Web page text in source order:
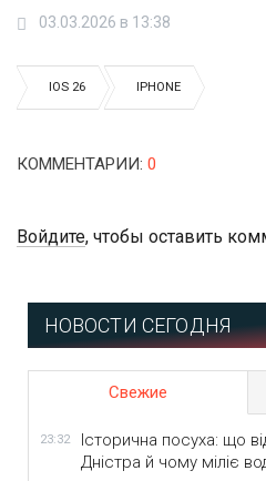
03.03.2026 в 13:38
IOS 26 IPHONE
КОММЕНТАРИИ: 0
Войдите, чтобы оставить
НОВОСТИ СЕГОДНЯ
Свежие
23:32
Історична посуха: що
Дністра й чому міліє